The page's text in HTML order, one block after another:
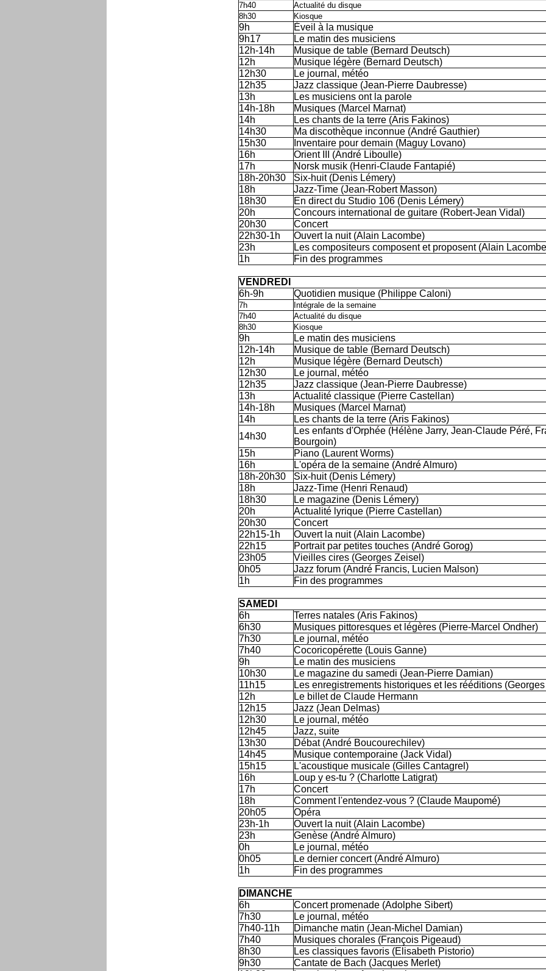
7h40
Actualité du disque
8h30
Kiosque
9h
Éveil à la musique
9h17
Le matin des musiciens
12h-14h
Musique de table (Bernard Deutsch)
12h
Musique légère (Bernard Deutsch)
12h30
Le journal, météo
12h35
Jazz classique (Jean-Pierre Daubresse)
13h
Les musiciens ont la parole
14h-18h
Musiques (Marcel Marnat)
14h
Les chants de la terre (Aris Fakinos)
14h30
Ma discothèque inconnue (André Gauthier)
15h30
Inventaire pour demain (Maguy Lovano)
16h
Orient III (André Liboulle)
17h
Norsk musik (Henri-Claude Fantapié)
18h-20h30
Six-huit (Denis Lémery)
18h
Jazz-Time (Jean-Robert Masson)
18h30
En direct du Studio 106 (Denis Lémery)
20h
Concours international de guitare (Robert-Jean Vidal)
20h30
Concert
22h30-1h
Ouvert la nuit (Alain Lacombe)
23h
Les compositeurs composent et proposent (Alain
1h
Fin des programmes
VENDREDI
6h-9h
Quotidien musique (Philippe Caloni)
7h
Intégrale de la semaine
7h40
Actualité du disque
8h30
Kiosque
9h
Le matin des musiciens
12h-14h
Musique de table (Bernard Deutsch)
12h
Musique légère (Bernard Deutsch)
12h30
Le journal, météo
12h35
Jazz classique (Jean-Pierre Daubresse)
13h
Actualité classique (Pierre Castellan)
14h-18h
Musiques (Marcel Marnat)
14h
Les chants de la terre (Aris Fakinos)
14h30
Les enfants d'Orphée (Hélène Jarry, Jean-Claude Péré,
Bourgoin)
15h
Piano (Laurent Worms)
16h
L'opéra de la semaine (André Almuro)
18h-20h30
Six-huit (Denis Lémery)
18h
Jazz-Time (Henri Renaud)
18h30
Le magazine (Denis Lémery)
20h
Actualité lyrique (Pierre Castellan)
20h30
Concert
22h15-1h
Ouvert la nuit (Alain Lacombe)
22h15
Portrait par petites touches (André Gorog)
23h05
Vieilles cires (Georges Zeisel)
0h05
Jazz forum (André Francis, Lucien Malson)
1h
Fin des programmes
SAMEDI
6h
Terres natales (Aris Fakinos)
6h30
Musiques pittoresques et légères (Pierre-Marcel Ondher)
7h30
Le journal, météo
7h40
Cocoricopérette (Louis Ganne)
9h
Le matin des musiciens
10h30
Le magazine du samedi (Jean-Pierre Damian)
11h15
Les enregistrements historiques et les rééditions
12h
Le billet de Claude Hermann
12h15
Jazz (Jean Delmas)
12h30
Le journal, météo
12h45
Jazz, suite
13h30
Débat (André Boucourechilev)
14h45
Musique contemporaine (Jack Vidal)
15h15
L'acoustique musicale (Gilles Cantagrel)
16h
Loup y es-tu ? (Charlotte Latigrat)
17h
Concert
18h
Comment l'entendez-vous ? (Claude Maupomé)
20h05
Opéra
23h-1h
Ouvert la nuit (Alain Lacombe)
23h
Genèse (André Almuro)
0h
Le journal, météo
0h05
Le dernier concert (André Almuro)
1h
Fin des programmes
DIMANCHE
6h
Concert promenade (Adolphe Sibert)
7h30
Le journal, météo
7h40-11h
Dimanche matin (Jean-Michel Damian)
7h40
Musiques chorales (François Pigeaud)
8h30
Les classiques favoris (Elisabeth Pistorio)
9h30
Cantate de Bach (Jacques Merlet)